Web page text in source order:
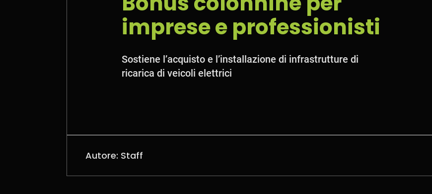
imprese e professionisti
Sostiene l’acquisto e l’installazione di infrastrutture di
ricarica di veicoli elettrici
Autore: Staff